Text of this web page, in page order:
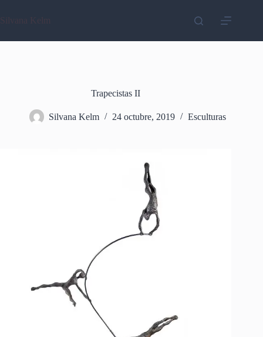
contenido
Silvana Kelm
Trapecistas II
Silvana Kelm 24 octubre, 2019 Esculturas